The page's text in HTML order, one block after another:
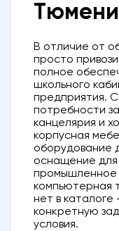
В отличие от
просто
полное
школьного
предприятия.
потребности
канцелярия и
корпусная
оборудование
оснащение для
промышленное
компьютерная
нет в
конкретную
условия.